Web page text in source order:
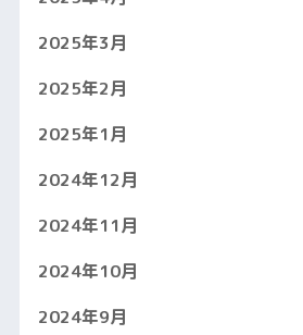
2025年3月
2025年2月
2025年1月
2024年12月
2024年11月
2024年10月
2024年9月